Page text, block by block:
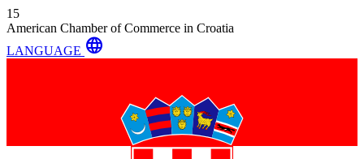
15
American Chamber of Commerce in Croatia
LANGUAGE language